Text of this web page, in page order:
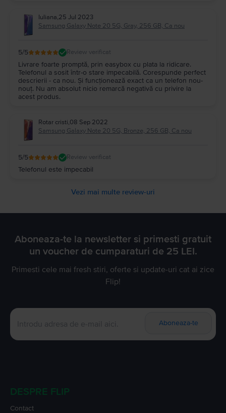
Iuliana,25 Jul 2023
Samsung Galaxy Note 20 5G, Gray, 256 GB, Ca nou
5/5 Review verificat
Livrare foarte promptă, prin easybox cu plata la ridicare.
Telefonul a sosit într-o stare impecabilă. Corespunde perfect
descrierii - ca nou. Și funcționează exact ca un telefon nou-
nouț. Nu am absolut nicio remarcă negativă cu privire la
acest produs.
Rotar cristi,08 Sep 2022
Samsung Galaxy Note 20 5G, Bronze, 256 GB, Ca nou
5/5 Review verificat
Telefonul este impecabil
Vezi mai multe review-uri
Aboneaza-te la newsletter si primesti gratuit
un voucher de cumparaturi de 25 LEI.
Primesti cele mai fresh stiri, oferte si update-uri cat ai zice
Flip!
Aboneaza-te
DESPRE FLIP
Contact